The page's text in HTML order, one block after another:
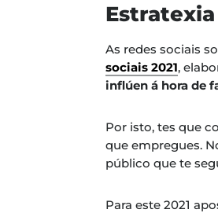
As redes sociais
sociais 2021,
inflúen á hora de
Por isto, tes que
que empregues.
público que te
Para este 2021